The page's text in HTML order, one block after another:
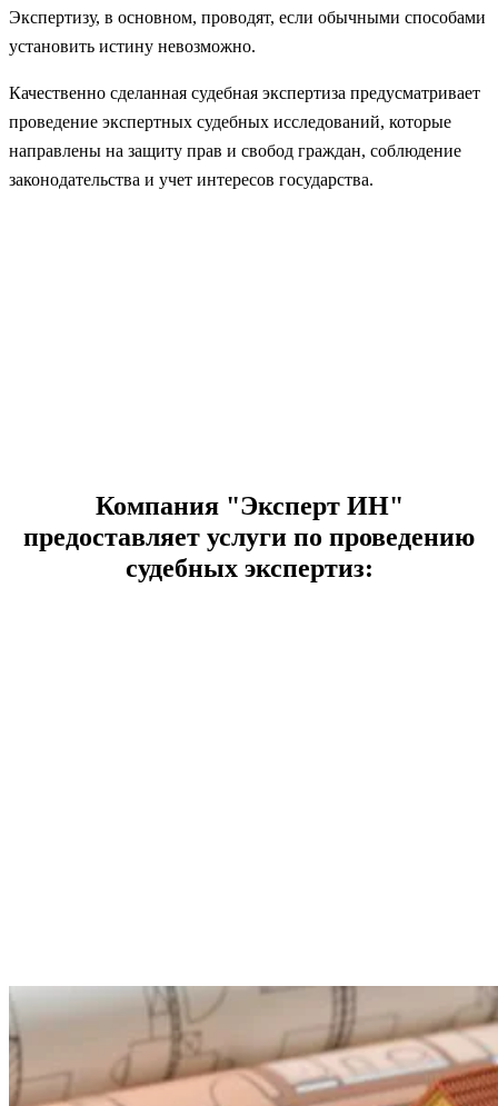
Экспертизу, в основном, проводят, если обычными способами
установить истину невозможно.
Качественно сделанная судебная экспертиза предусматривает
проведение экспертных судебных исследований, которые
направлены на защиту прав и свобод граждан, соблюдение
законодательства и учет интересов государства.
Компания "Эксперт ИН"
предоставляет услуги по проведению
судебных экспертиз: